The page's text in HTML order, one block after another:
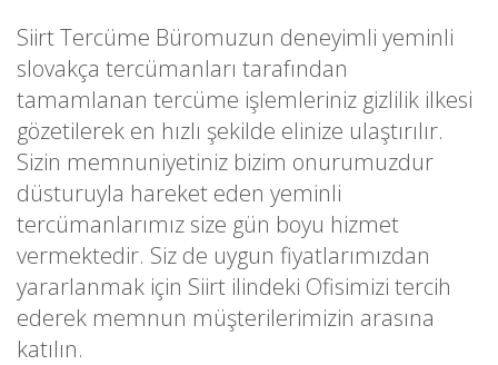
Siirt Tercüme Büromuzun deneyimli yeminli
slovakça tercümanları tarafından
tamamlanan tercüme işlemleriniz gizlilik ilkesi
gözetilerek en hızlı şekilde elinize ulaştırılır.
Sizin memnuniyetiniz bizim onurumuzdur
düsturuyla hareket eden yeminli
tercümanlarımız size gün boyu hizmet
vermektedir. Siz de uygun fiyatlarımızdan
yararlanmak için Siirt ilindeki Ofisimizi tercih
ederek memnun müşterilerimizin arasına
katılın.